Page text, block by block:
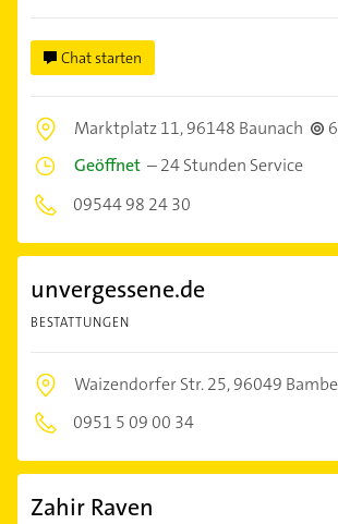
Chat starten
Marktplatz 11,96148 Baunach
Geöffnet –24 Stunden Service
09544 98 24 30
unvergessene.de
BESTATTUNGEN
Waizendorfer Str. 25,96049
0951 5 09 00 34
Zahir Raven